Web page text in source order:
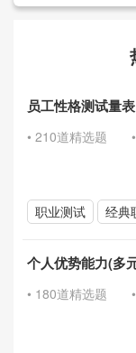
员工性格测试量表
• 210道精选题
职业测试 经典
个人优势能力(多
• 180道精选题